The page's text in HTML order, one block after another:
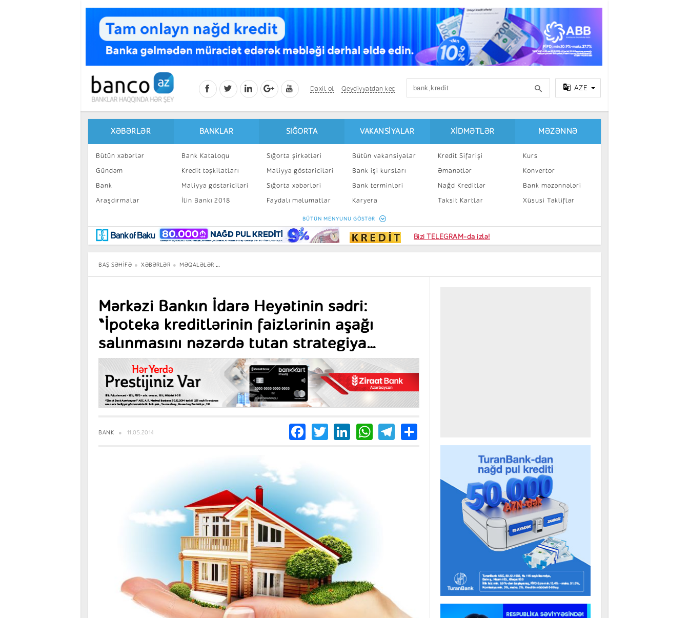
Daxil ol Qeydiyyatdan keç AZE
XƏBƏRLƏR
Bütün xəbərlər
Gündəm
Bank
Araşdırmalar
Maraqlı
BancoTV
Müsahibə
BANKLAR
Bank Kataloqu
Kredit təşkilatları
Maliyyə göstəriciləri
İlin Bankı 2018
SIĞORTA
Sığorta şirkətləri
Maliyyə göstəriciləri
Sığorta xəbərləri
Faydalı məlumatlar
Sığorta kalkulyatoru
VAKANSIYALAR
Bütün vakansiyalar
Bank işi kursları
Bank terminləri
Karyera
Peşakar inkişaf
XIDMƏTLƏR
Kredit Sifarişi
Əmanətlər
Nağd Kreditlər
Taksit Kartlar
Kart sifarişi
MƏZƏNNƏ
Kurs
Konvertor
Bank məzənnələri
Xüsusi Təkliflər
BÜTÜN MENYUNU GÖSTƏR
Bizi TELEGRAM-da izlə!
BAŞ SƏHIFƏ XƏBƏRLƏR MƏQALƏLƏR
Mərkəzi Bankın İdarə Heyətinin sədri:
“İpoteka kreditlərinin faizlərinin aşağı
salınmasını nəzərdə tutan strategiya
hazırdır”
BANK 11.05.2014 Facebook
TwitterLinkedIn
WhatsApp
Telegram
Share